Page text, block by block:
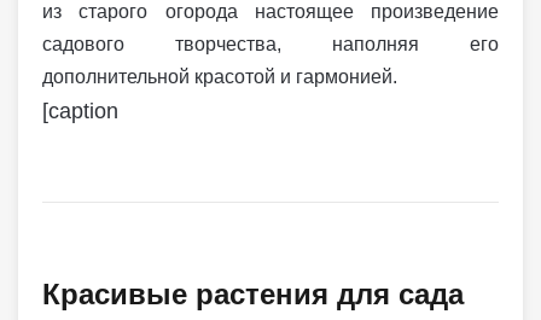
из старого огорода настоящее произведение
садового творчества, наполняя его
дополнительной красотой и гармонией.
[caption
Красивые растения для сада